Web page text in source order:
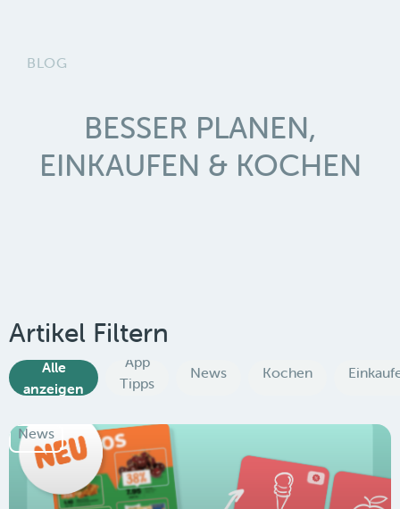
BLOG
BESSER PLANEN,
EINKAUFEN & KOCHEN
Artikel Filtern
Alle
anzeigen
App
Tipps
News Kochen
News